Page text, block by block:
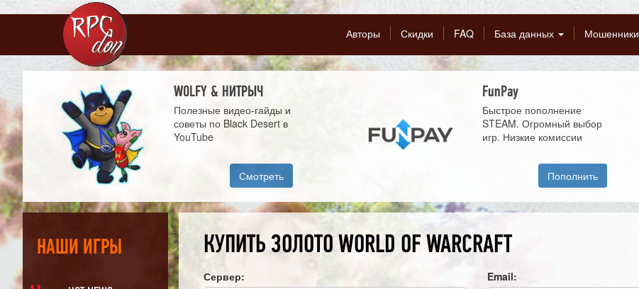
Авторы Скидки FAQ База данных Мошенники
WOLFY & НИТРЫЧ
Полезные видео-гайды и
советы по Black Desert в
YouTube
Смотреть
FunPay
Быстрое пополнение
STEAM. Огромный выбор
игр. Низкие комиссии
Пополнить
НАШИ ИГРЫ КУПИТЬ ЗОЛОТО WORLD OF WARCRAFT
Сервер: Email: